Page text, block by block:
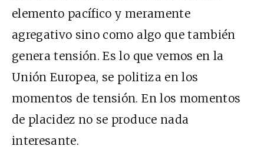
elemento pacífico y meramente
agregativo sino como algo que también
genera tensión. Es lo que vemos en la
Unión Europea, se politiza en los
momentos de tensión. En los momentos
de placidez no se produce nada
interesante.